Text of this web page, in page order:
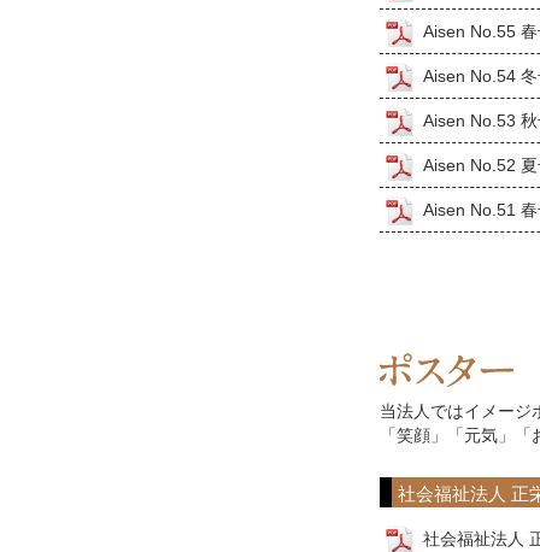
Aisen No.55
Aisen No.54
Aisen No.53
Aisen No.52
Aisen No.51
当法人ではイメージ
「笑顔」「元気」
社会福祉法人 正
社会福祉法人